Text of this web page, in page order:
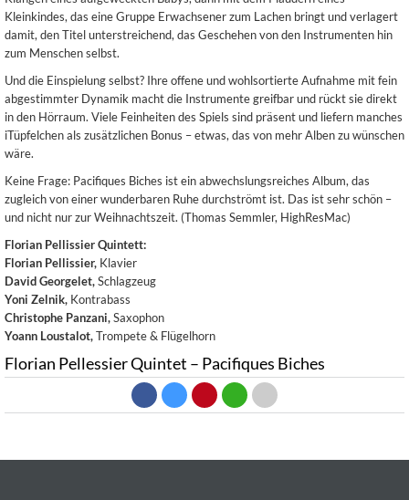
Kleinkindes, das eine Gruppe Erwachsener zum Lachen bringt und verlagert
damit, den Titel unterstreichend, das Geschehen von den Instrumenten hin
zum Menschen selbst.
Und die Einspielung selbst? Ihre offene und wohlsortierte Aufnahme mit fein
abgestimmter Dynamik macht die Instrumente greifbar und rückt sie direkt
in den Hörraum. Viele Feinheiten des Spiels sind präsent und liefern manches
iTüpfelchen als zusätzlichen Bonus – etwas, das von mehr Alben zu wünschen
wäre.
Keine Frage: Pacifiques Biches ist ein abwechslungsreiches Album, das
zugleich von einer wunderbaren Ruhe durchströmt ist. Das ist sehr schön –
und nicht nur zur Weihnachtszeit. (Thomas Semmler, HighResMac)
Florian Pellissier Quintett:
Florian Pellissier, Klavier
David Georgelet,Schlagzeug
Yoni Zelnik, Kontrabass
Christophe Panzani,Saxophon
Yoann Loustalot,Trompete & Flügelhorn
Florian Pellessier Quintet – Pacifiques Biches